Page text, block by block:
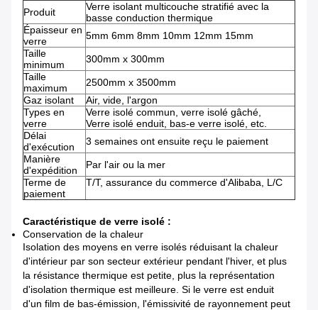
Produit
Verre isolant multicouche stratifié avec la
basse conduction thermique
Épaisseur en
verre
5mm 6mm 8mm 10mm 12mm 15mm
Taille
minimum
300mm x 300mm
Taille
maximum
2500mm x 3500mm
Gaz isolant
Air, vide, l'argon
Types en
verre
Verre isolé commun, verre isolé gâché,
Verre isolé enduit, bas-e verre isolé, etc.
Délai
d'exécution
3 semaines ont ensuite reçu le paiement
Manière
d'expédition
Par l'air ou la mer
Terme de
paiement
T/T, assurance du commerce d'Alibaba, L/C
Caractéristique de verre isolé :
Conservation de la chaleur
Isolation des moyens en verre isolés réduisant la chaleur
d'intérieur par son secteur extérieur pendant l'hiver, et plus
la résistance thermique est petite, plus la représentation
d'isolation thermique est meilleure. Si le verre est enduit
d'un film de bas-émission, l'émissivité de rayonnement peut